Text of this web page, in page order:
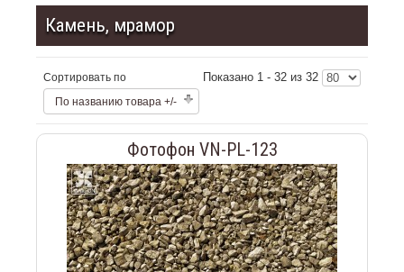
Камень, мрамор
Сортировать по
По названию товара +/-
Показано 1 - 32 из 32
Фотофон VN-PL-123